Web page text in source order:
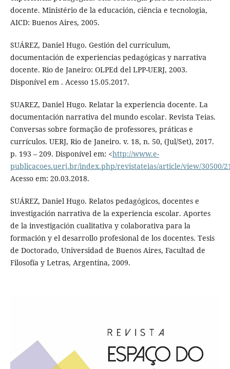
docente. Ministério de la educación, ciência e tecnologia,
AICD: Buenos Aires, 2005.
SUÁREZ, Daniel Hugo. Gestión del currículum,
documentación de experiencias pedagógicas y narrativa
docente. Rio de Janeiro: OLPEd del LPP-UERJ, 2003.
Disponível em . Acesso 15.05.2017.
SUAREZ, Daniel Hugo. Relatar la experiencia docente. La
documentación narrativa del mundo escolar. Revista Teias.
Conversas sobre formação de professores, práticas e
currículos. UERJ, Rio de Janeiro. v. 18, n. 50, (Jul/Set), 2017.
p. 193 – 209. Disponível em: <http://www.e-
publicacoes.uerj.br/index.php/revistateias/article/view/30500/
Acesso em: 20.03.2018.
SUÁREZ, Daniel Hugo. Relatos pedagógicos, docentes e
investigación narrativa de la experiencia escolar. Aportes
de la investigación cualitativa y colaborativa para la
formación y el desarrollo profesional de los docentes. Tesis
de Doctorado, Universidad de Buenos Aires, Facultad de
Filosofía y Letras, Argentina, 2009.